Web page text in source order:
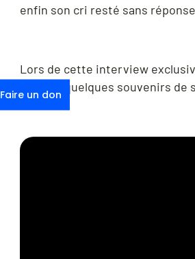
enfin son cri resté sans
Lors de cette interview
égrainé quelques souvenirs
Faire un don